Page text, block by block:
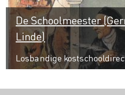
De Schoolmeester
Linde)
Losbandige